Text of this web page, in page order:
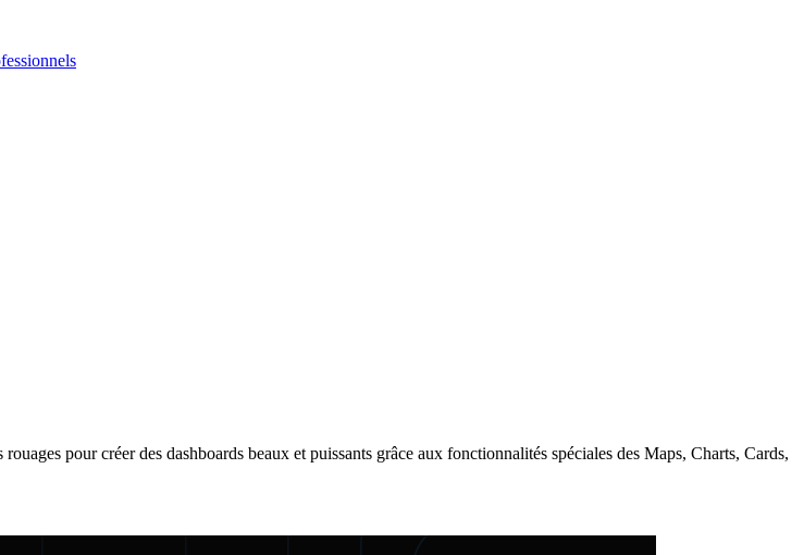
pour créer des dashboards beaux et puissants grâce aux fonctionnalités spéciales des Maps, Charts, Cards,